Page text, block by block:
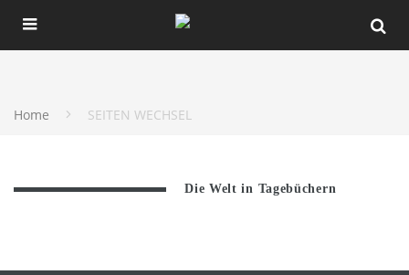
Home SEITEN WECHSEL
Die Welt in Tagebüchern